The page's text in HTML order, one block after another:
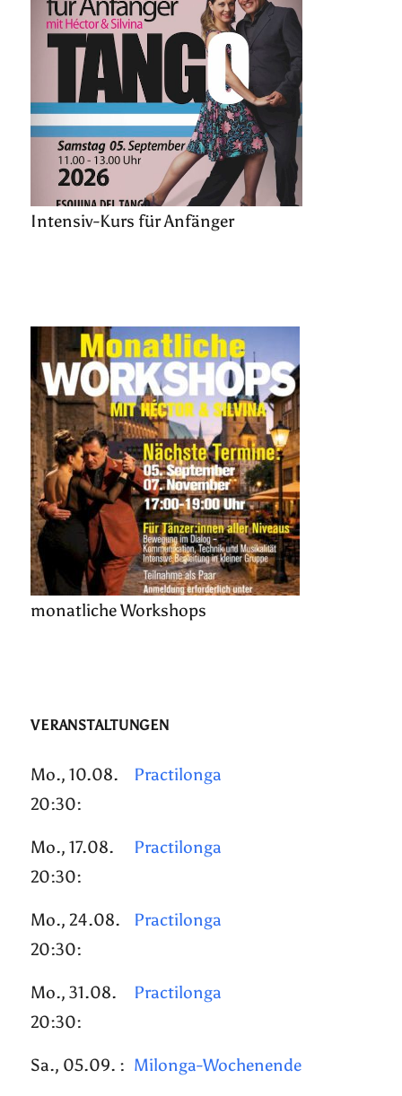
Intensiv-Kurs für Anfänger
monatliche Workshops
VERANSTALTUNGEN
Mo., 10.08.
20:30:
Practilonga
Mo., 17.08.
20:30:
Practilonga
Mo., 24.08.
20:30:
Practilonga
Mo., 31.08.
20:30:
Practilonga
Sa., 05.09. : Milonga-Wochenende